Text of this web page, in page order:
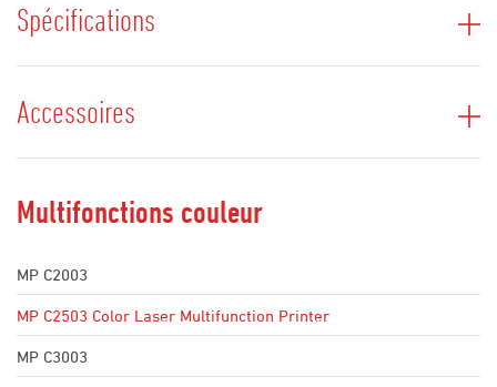
Spécifications
Accessoires
Multifonctions couleur
MP C2003
MP C2503 Color Laser Multifunction Printer
MP C3003